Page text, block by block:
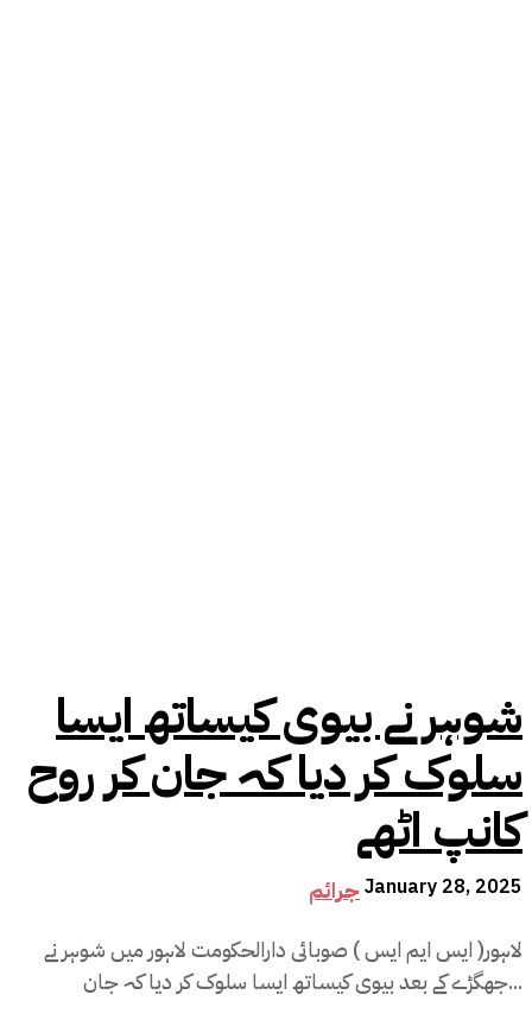
شوہر نے بیوی کیساتھ ایسا
سلوک کر دیا کہ جان کر روح
کانپ اٹھے
جرائم January 28, 2025
لاہور( ایس ایم ایس ) صوبائی دارالحکومت لاہور میں شوہر نے
جھگڑے کے بعد بیوی کیساتھ ایسا سلوک کر دیا کہ جان...